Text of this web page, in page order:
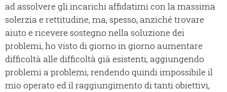
ad assolvere gli incarichi affidatimi con la massima
solerzia e rettitudine, ma, spesso, anziché trovare
aiuto e ricevere sostegno nella soluzione dei
problemi, ho visto di giorno in giorno aumentare
difficoltà alle difficoltà già esistenti, aggiungendo
problemi a problemi, rendendo quindi impossibile il
mio operato ed il raggiungimento di tanti obiettivi,